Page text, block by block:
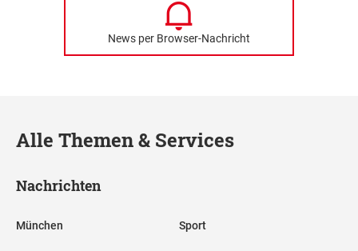
News per Browser-Nachricht
Alle Themen & Services
Nachrichten
München Sport